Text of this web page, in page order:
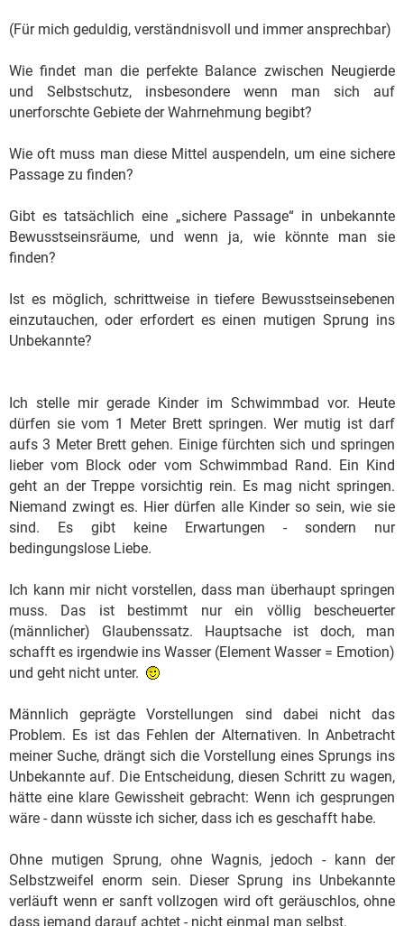
(Für mich geduldig, verständnisvoll und immer ansprechbar)
Wie findet man die perfekte Balance zwischen Neugierde
und Selbstschutz, insbesondere wenn man sich auf
unerforschte Gebiete der Wahrnehmung begibt?
Wie oft muss man diese Mittel auspendeln, um eine sichere
Passage zu finden?
Gibt es tatsächlich eine „sichere Passage“ in unbekannte
Bewusstseinsräume, und wenn ja, wie könnte man sie
finden?
Ist es möglich, schrittweise in tiefere Bewusstseinsebenen
einzutauchen, oder erfordert es einen mutigen Sprung ins
Unbekannte?
Ich stelle mir gerade Kinder im Schwimmbad vor. Heute
dürfen sie vom 1 Meter Brett springen. Wer mutig ist darf
aufs 3 Meter Brett gehen. Einige fürchten sich und springen
lieber vom Block oder vom Schwimmbad Rand. Ein Kind
geht an der Treppe vorsichtig rein. Es mag nicht springen.
Niemand zwingt es. Hier dürfen alle Kinder so sein, wie sie
sind. Es gibt keine Erwartungen - sondern nur
bedingungslose Liebe.
Ich kann mir nicht vorstellen, dass man überhaupt springen
muss. Das ist bestimmt nur ein völlig bescheuerter
(männlicher) Glaubenssatz. Hauptsache ist doch, man
schafft es irgendwie ins Wasser (Element Wasser = Emotion)
und geht nicht unter.
Männlich geprägte Vorstellungen sind dabei nicht das
Problem. Es ist das Fehlen der Alternativen. In Anbetracht
meiner Suche, drängt sich die Vorstellung eines Sprungs ins
Unbekannte auf. Die Entscheidung, diesen Schritt zu wagen,
hätte eine klare Gewissheit gebracht: Wenn ich gesprungen
wäre - dann wüsste ich sicher, dass ich es geschafft habe.
Ohne mutigen Sprung, ohne Wagnis, jedoch - kann der
Selbstzweifel enorm sein. Dieser Sprung ins Unbekannte
verläuft wenn er sanft vollzogen wird oft geräuschlos, ohne
dass jemand darauf achtet - nicht einmal man selbst.